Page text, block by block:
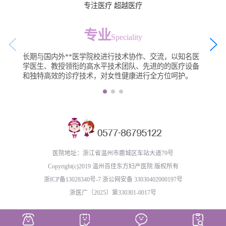
专注医疗 超越医疗
专业Speciality
长期与国内外**医学院校进行技术协作、交流，以知名医
学医生、教授领衔的高水平技术团队、先进的的医疗设备
和独特高效的诊疗技术，对女性健康进行全方位呵护。
医院地址：浙江省温州市鹿城区车站大道79号
Copyright(c)2019 温州百佳东方妇产医院 版权所有
浙ICP备13028340号-7 浙公网安备 33030402000197号
浙医广〔2025〕第330301-0017号